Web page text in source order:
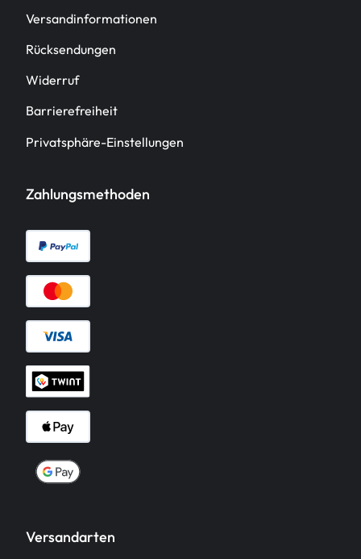
Versandinformationen
Rücksendungen
Widerruf
Barrierefreiheit
Privatsphäre-Einstellungen
Zahlungsmethoden
Versandarten